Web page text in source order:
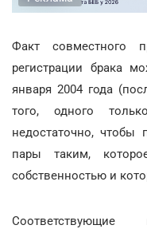
Факт совместного
регистрации брака
января 2004 года
того, одного
недостаточно, чтобы
пары таким,
собственностью и